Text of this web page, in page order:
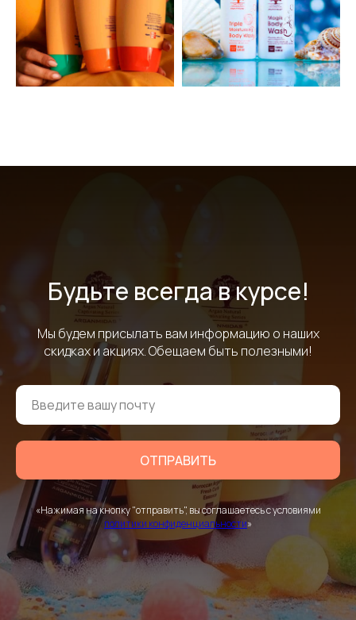
Будьте всегда в курсе!
Мы будем присылать вам информацию о наших
скидках и акциях. Обещаем быть полезными!
ОТПРАВИТЬ
«Нажимая на кнопку "отправить", вы соглашаетесь с условиями
политики конфиденциальности»